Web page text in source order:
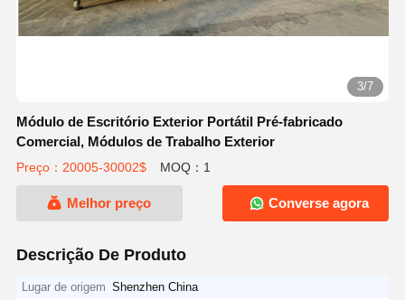
3/7
Módulo de Escritório Exterior Portátil Pré-fabricado
Comercial, Módulos de Trabalho Exterior
Preço：20005-30002$ MOQ：1
Melhor preço Converse agora
Descrição De Produto
Lugar de origem Shenzhen China